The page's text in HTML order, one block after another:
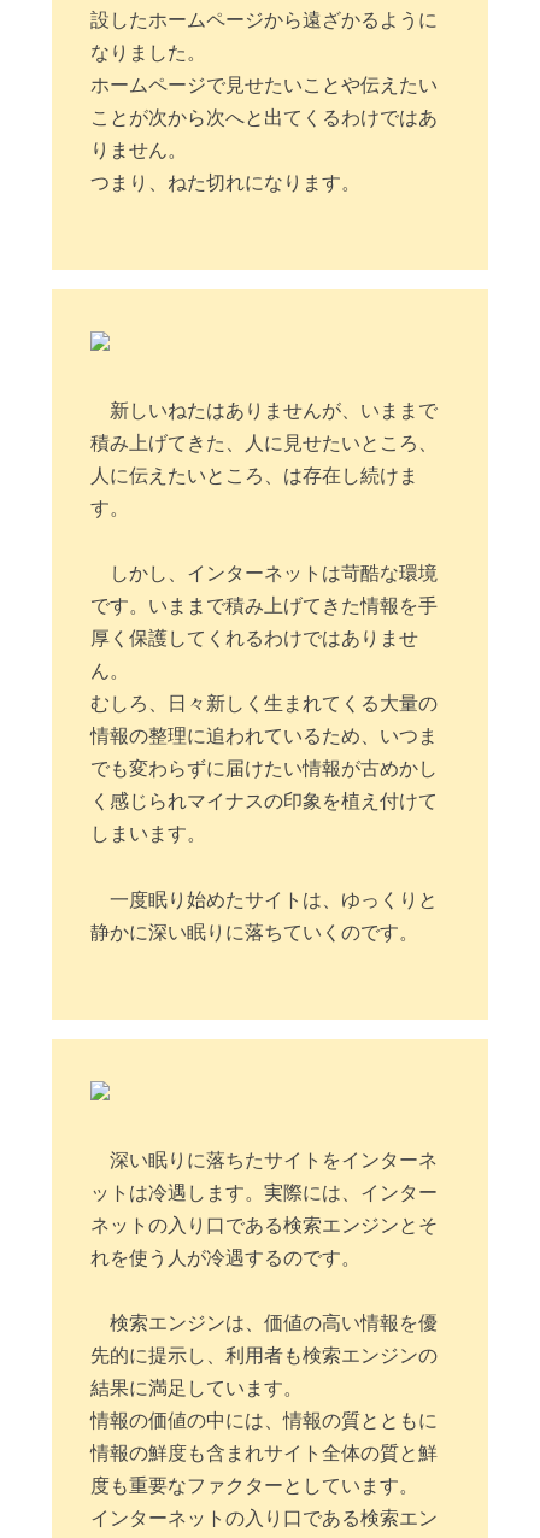
設したホームページから遠ざかるように
なりました。
ホームページで見せたいことや伝えたい
ことが次から次へと出てくるわけではあ
りません。
つまり、ねた切れになります。
新しいねたはありませんが、いままで
積み上げてきた、人に見せたいところ、
人に伝えたいところ、は存在し続けま
す。
しかし、インターネットは苛酷な環境
です。いままで積み上げてきた情報を手
厚く保護してくれるわけではありませ
ん。
むしろ、日々新しく生まれてくる大量の
情報の整理に追われているため、いつま
でも変わらずに届けたい情報が古めかし
く感じられマイナスの印象を植え付けて
しまいます。
一度眠り始めたサイトは、ゆっくりと
静かに深い眠りに落ちていくのです。
深い眠りに落ちたサイトをインターネ
ットは冷遇します。実際には、インター
ネットの入り口である検索エンジンとそ
れを使う人が冷遇するのです。
検索エンジンは、価値の高い情報を優
先的に提示し、利用者も検索エンジンの
結果に満足しています。
情報の価値の中には、情報の質とともに
情報の鮮度も含まれサイト全体の質と鮮
度も重要なファクターとしています。
インターネットの入り口である検索エン